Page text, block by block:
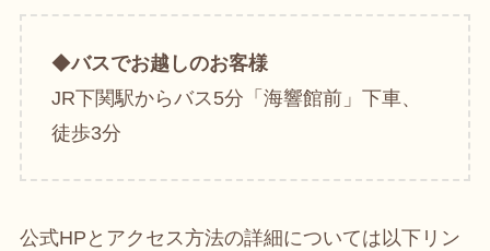
◆バスでお越しのお客様
JR下関駅からバス5分「海響館前」下車、
徒歩3分
公式HPとアクセス方法の詳細については以下リン